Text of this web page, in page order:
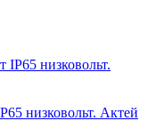
низковольт. Актей